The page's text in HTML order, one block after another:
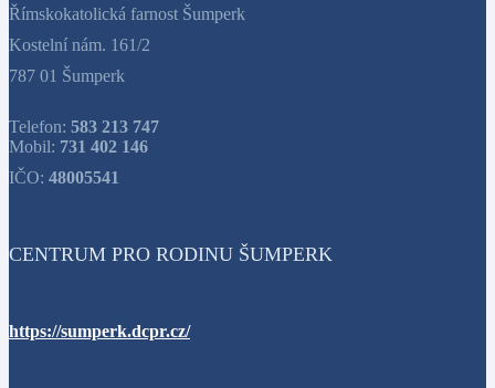
Římskokatolická farnost Šumperk
Kostelní nám. 161/2
787 01 Šumperk
Telefon: 583 213 747
Mobil: 731 402 146
IČO: 48005541
CENTRUM PRO RODINU ŠUMPERK
https://sumperk.dcpr.cz/